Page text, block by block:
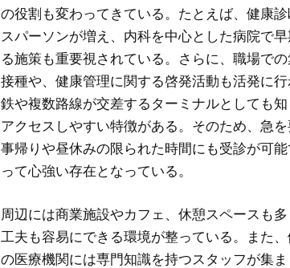
の役割も変わってきている。たとえば、健康
スパーソンが増え、内科を中心とした病院で
る施策も重要視されている。さらに、職場で
接種や、健康管理に関する啓発活動も活発に
鉄や複数路線が交差するターミナルとしても
アクセスしやすい特徴がある。そのため、急
事帰りや昼休みの限られた時間にも受診が可
って心強い存在となっている。
周辺には商業施設やカフェ、休憩スペースも
工夫も容易にできる環境が整っている。また
の医療機関には専門知識を持つスタッフが集